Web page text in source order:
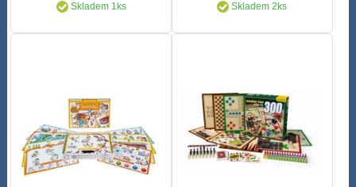
Skladem 1ks Skladem 2ks